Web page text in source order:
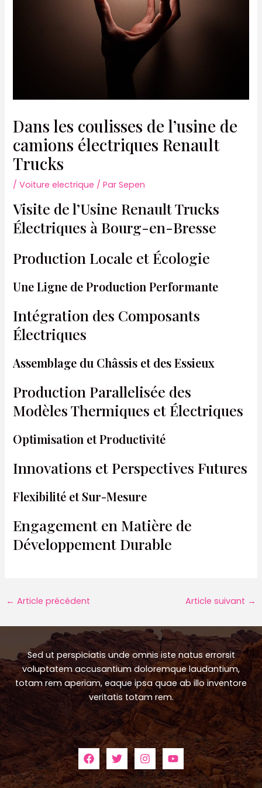
Dans les coulisses de l’usine de
camions électriques Renault
Trucks
/Voiture electrique / ParSepen
Visite de l’Usine Renault Trucks
Électriques à Bourg-en-Bresse
Production Locale et Écologie
Une Ligne de Production Performante
Intégration des Composants
Électriques
Assemblage du Châssis et des Essieux
Production Parallelisée des
Modèles Thermiques et Électriques
Optimisation et Productivité
Innovations et Perspectives Futures
Flexibilité et Sur-Mesure
Engagement en Matière de
Développement Durable
Navigation
articles
← Article précédent Article suivant →
Sed ut perspiciatis unde omnis iste natus errorsit
voluptatem accusantium doloremque laudantium,
totam rem aperiam, eaque ipsa quae ab illo inventore
veritatis totam rem.